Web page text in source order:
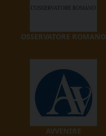
OSSERVATORE ROMANO
AVVENIRE